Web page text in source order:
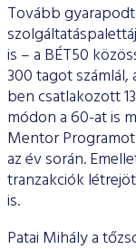
Tovább
is – a BÉT50
300 tagot számlál,
ben csatlakozott
módon a 60-at is
Mentor
az év során.
tranzakciók
is.
Patai Mihály a